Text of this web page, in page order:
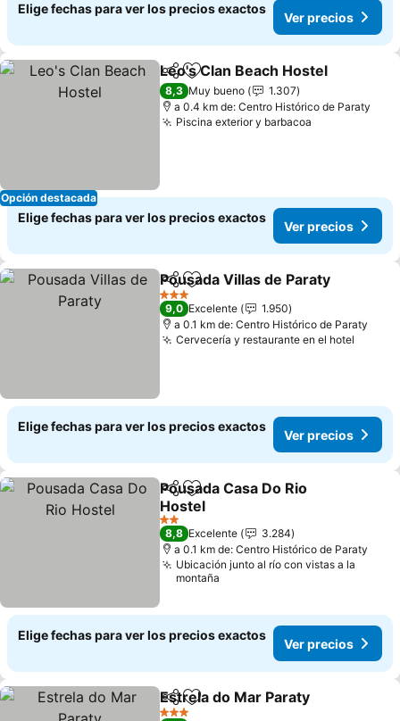
Elige fechas para ver los precios exactos
Ver precios
Opción destacada
CompartirAgregar a favoritos
Leo's Clan Beach Hostel
8,3 Muy bueno
1.307
a 0.4 km de: Centro Histórico de Paraty
Piscina exterior y barbacoa
Elige fechas para ver los precios exactos
Ver precios
CompartirAgregar a favoritos
Pousada Villas de Paraty
3 Estrellas
9,0 Excelente
1.950
a 0.1 km de: Centro Histórico de Paraty
Cervecería y restaurante en el hotel
Elige fechas para ver los precios exactos
Ver precios
CompartirAgregar a favoritos
Pousada Casa Do Rio
Hostel
Ver precios
2 Estrellas
8,8 Excelente
3.284
a 0.1 km de: Centro Histórico de Paraty
Ubicación junto al río con vistas a la
montaña
Elige fechas para ver los precios exactos
Ver precios
CompartirAgregar a favoritos
Estrela do Mar Paraty
3 Estrellas